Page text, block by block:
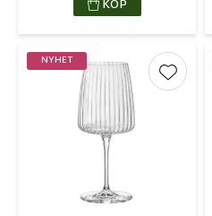
KÖP
NYHET
Lägg